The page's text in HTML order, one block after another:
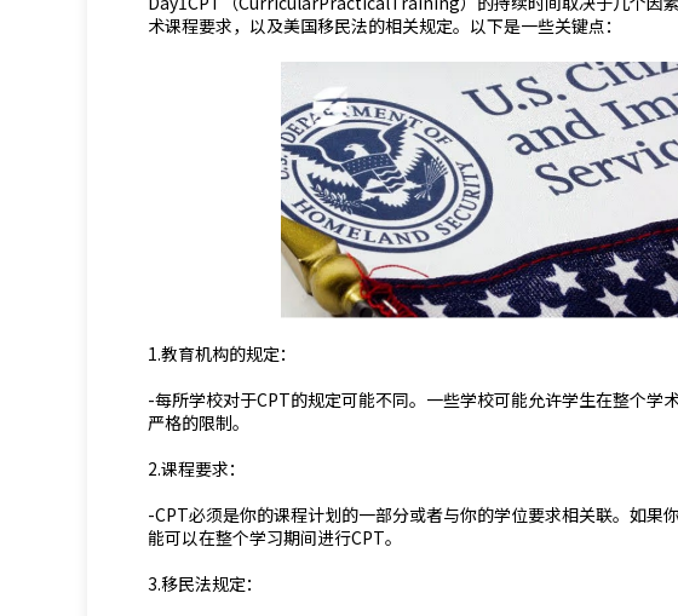
术课程要求，以及美国移民法的相关规定。以下是一些关键点：
1.教育机构的规定：
-每所学校对于CPT的规定可能不同。一些学校可能允许学生在整个学
严格的限制。
2.课程要求：
-CPT必须是你的课程计划的一部分或者与你的学位要求相关联。如果
能可以在整个学习期间进行CPT。
3.移民法规定：